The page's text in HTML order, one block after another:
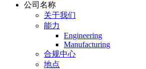
公司名称
关于我们
能力
Engineering
Manufacturing
合规中心
地点